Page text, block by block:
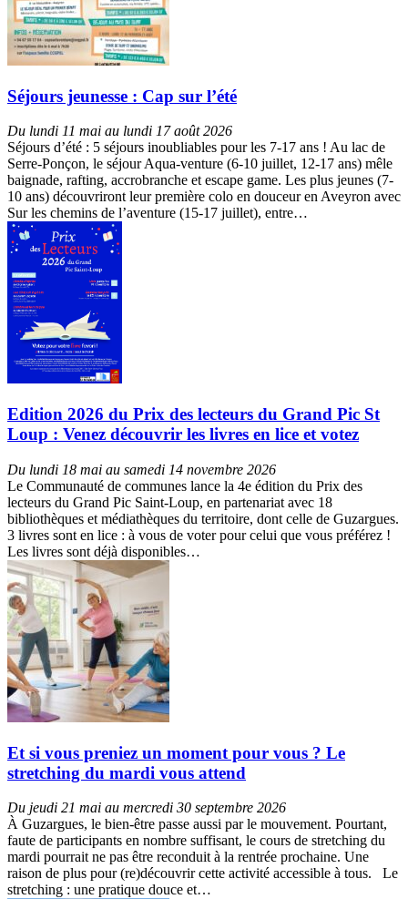
Séjours jeunesse : Cap sur l’été
Du lundi 11 mai au lundi 17 août 2026
Séjours d’été : 5 séjours inoubliables pour les 7-17 ans ! Au lac de
Serre-Ponçon, le séjour Aqua-venture (6-10 juillet, 12-17 ans) mêle
baignade, rafting, accrobranche et escape game. Les plus jeunes (7-
10 ans) découvriront leur première colo en douceur en Aveyron avec
Sur les chemins de l’aventure (15-17 juillet), entre…
Edition 2026 du Prix des lecteurs du Grand Pic St
Loup : Venez découvrir les livres en lice et votez
Du lundi 18 mai au samedi 14 novembre 2026
Le Communauté de communes lance la 4e édition du Prix des
lecteurs du Grand Pic Saint-Loup, en partenariat avec 18
bibliothèques et médiathèques du territoire, dont celle de Guzargues.
3 livres sont en lice : à vous de voter pour celui que vous préférez !
Les livres sont déjà disponibles…
Et si vous preniez un moment pour vous ? Le
stretching du mardi vous attend
Du jeudi 21 mai au mercredi 30 septembre 2026
À Guzargues, le bien-être passe aussi par le mouvement. Pourtant,
faute de participants en nombre suffisant, le cours de stretching du
mardi pourrait ne pas être reconduit à la rentrée prochaine. Une
raison de plus pour (re)découvrir cette activité accessible à tous. Le
stretching : une pratique douce et…